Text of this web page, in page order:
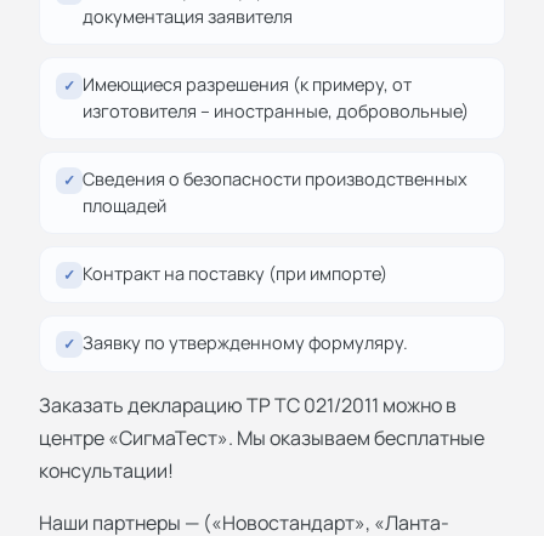
документация заявителя
✓ Имеющиеся разрешения (к примеру, от
изготовителя – иностранные, добровольные)
✓ Сведения о безопасности производственных
площадей
✓ Контракт на поставку (при импорте)
✓ Заявку по утвержденному формуляру.
Заказать декларацию ТР ТС 021/2011 можно в
центре «СигмаТест». Мы оказываем бесплатные
консультации!
Наши партнеры — («Новостандарт», «Ланта-